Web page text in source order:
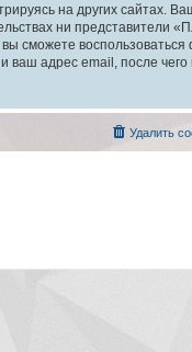
на других сайтах.
ни представители
сможете воспользоваться
адрес email, после
Удалить